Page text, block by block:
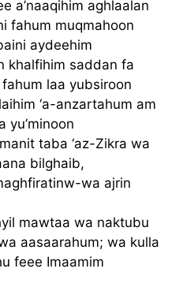
a’naaqihim aghlaalan
fahum muqmahoon
aydeehim
khalfihim saddan fa
laa yubsiroon
‘a-anzartahum am
yu’minoon
taba ‘az-Zikra wa
bilghaib,
wa ajrin
mawtaa wa naktubu
aasaarahum; wa kulla
feee Imaamim